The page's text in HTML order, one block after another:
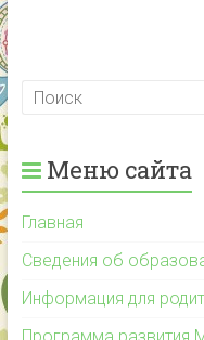
Меню сайта
Главная
Сведения об
Информация для